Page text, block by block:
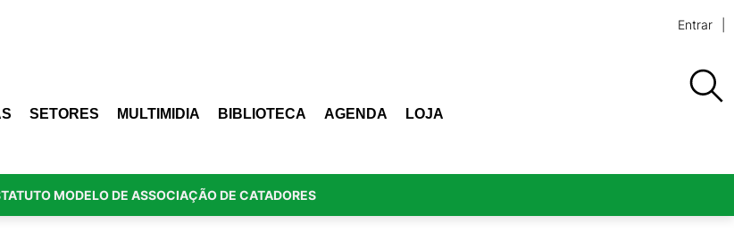
Entrar
SETORES MULTIMIDIA BIBLIOTECA AGENDA LOJA
MODELO DE ASSOCIAÇÃO DE CATADORES